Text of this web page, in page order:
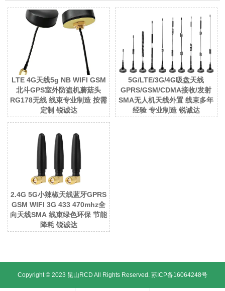
LTE 4G天线5g NB WIFI GSM
北斗GPS室外防盗机蘑菇头
RG178无线 线束专业制造 按需
定制 锐诚达
5G/LTE/3G/4G吸盘天线
GPRS/GSM/CDMA接收/发射
SMA无人机天线外置 线束多年
经验 专业制造 锐诚达
2.4G 5G小辣椒天线蓝牙GPRS
GSM WIFI 3G 433 470mhz全
向天线SMA 线束绿色环保 节能
降耗 锐诚达
Copyright © 2023 昆山RCD All Rights Reserved. 苏ICP备16064248号